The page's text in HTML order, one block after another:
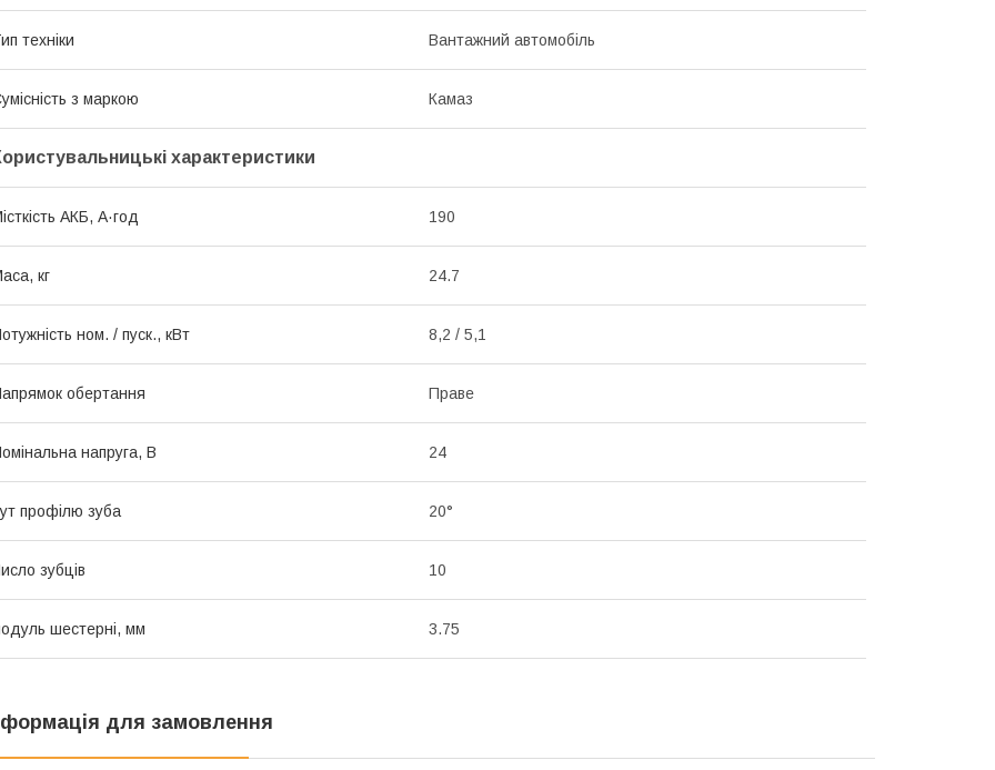
техніки Вантажний автомобіль
з маркою Камаз
характеристики
АКБ, А·год 190
кг 24.7
ном. / пуск., кВт 8,2 / 5,1
обертання Праве
напруга, В 24
профілю зуба 20°
зубців 10
шестерні, мм 3.75
для замовлення